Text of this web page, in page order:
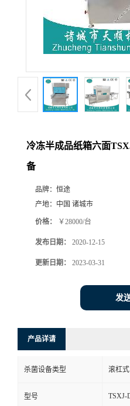
冷冻半成品纸箱六面
备
品牌： 恒途
产地： 中国 诸城市
价格： ￥28000/台
发布日期： 2020-12-15
更新日期： 2023-03-31
发
产品详请
杀菌设备类型 滚杠式
型号 TSXJ-